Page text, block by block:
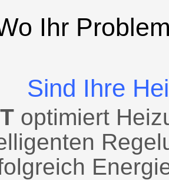
Ihr
Sind Ihre
optimiert